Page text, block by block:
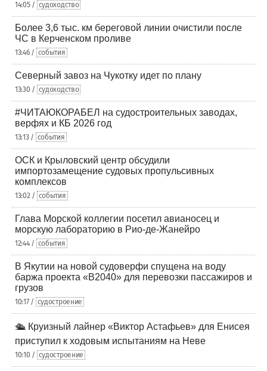
14:05 / судоходство
Более 3,6 тыс. км береговой линии очистили после
ЧС в Керченском проливе
13:46 / события
Северный завоз на Чукотку идет по плану
13:30 / судоходство
#ЧИТАЮКОРАБЕЛ на судостроительных заводах,
верфях и КБ 2026 год
13:13 / события
ОСК и Крыловский центр обсудили
импортозамещение судовых пропульсивных
комплексов
13:02 / события
Глава Морской коллегии посетил авианосец и
морскую лабораторию в Рио-де-Жанейро
12:44 / события
В Якутии на новой судоверфи спущена на воду
баржа проекта «В2040» для перевозки пассажиров и
грузов
10:17 / судостроение
🛳️ Круизный лайнер «Виктор Астафьев» для Енисея
приступил к ходовым испытаниям на Неве
10:10 / судостроение